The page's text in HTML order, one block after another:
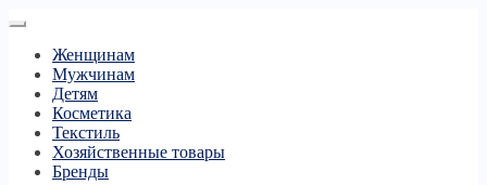
Женщинам
Мужчинам
Детям
Косметика
Текстиль
Хозяйственные товары
Бренды